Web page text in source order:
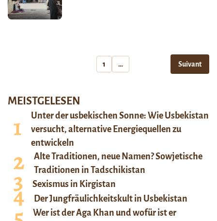
1 … Suivant
MEISTGELESEN
Unter der usbekischen Sonne: Wie Usbekistan
versucht, alternative Energiequellen zu
entwickeln
Alte Traditionen, neue Namen? Sowjetische
Traditionen in Tadschikistan
Sexismus in Kirgistan
Der Jungfräulichkeitskult in Usbekistan
Wer ist der Aga Khan und wofür ist er